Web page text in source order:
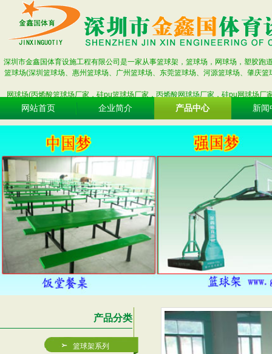
深圳市金鑫国体育设施工程有限公司是一家从事篮球架，篮球场，网球场，塑胶
篮球场(深圳篮球场、惠州篮球场、广州篮球场、东莞篮球场、河源篮球场、肇庆
网球场(丙烯酸篮球场厂家，硅pu篮球场厂家，丙烯酸网球场厂家，硅pu网球场
网站首页 企业简介 产品中心 新闻
产品分类
篮球架系列